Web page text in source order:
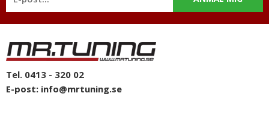
Tel. 0413 - 320 02
E-post: info@mrtuning.se